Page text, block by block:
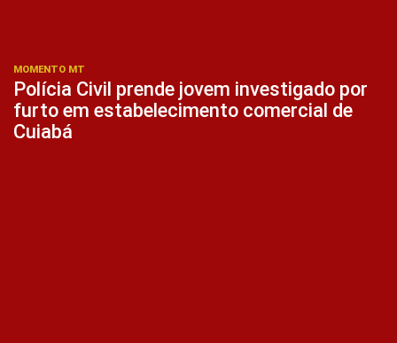
MOMENTO MT
Polícia Civil prende jovem investigado por
furto em estabelecimento comercial de
Cuiabá